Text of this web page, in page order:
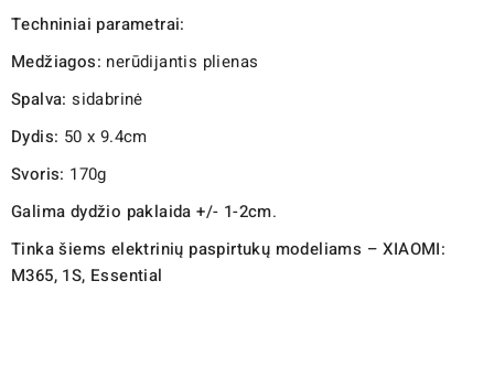
Techniniai parametrai:
Medžiagos: nerūdijantis plienas
Spalva: sidabrinė
Dydis: 50 x 9.4cm
Svoris: 170g
Galima dydžio paklaida +/- 1-2cm.
Tinka šiems elektrinių paspirtukų modeliams – XIAOMI:
M365, 1S, Essential